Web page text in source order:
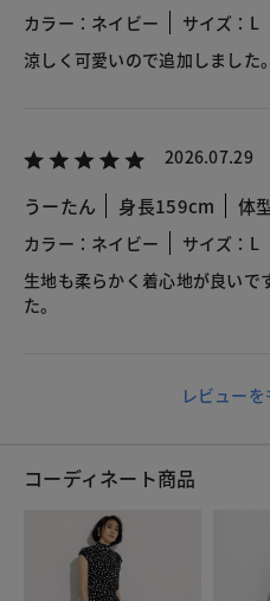
カラー：ネイビー
サイズ：L
涼しく可愛いので追加しました。
2026.07.29
うーたん 身長159cm 体
カラー：ネイビー
サイズ：L
生地も柔らかく着心地が良いで
た。
レビュー
コーディネート商品